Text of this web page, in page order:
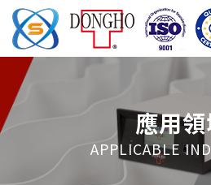
應用
APPLICABLE